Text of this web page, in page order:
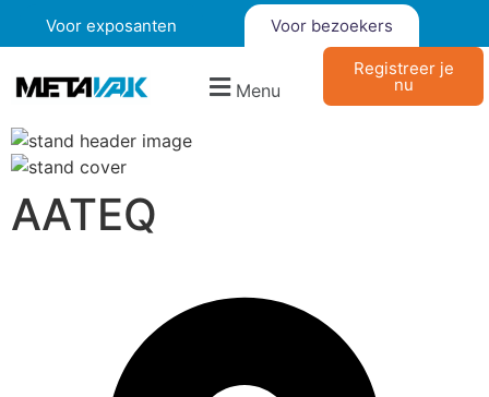
Voor exposanten Voor bezoekers
Menu
Registreer je
nu
AATEQ